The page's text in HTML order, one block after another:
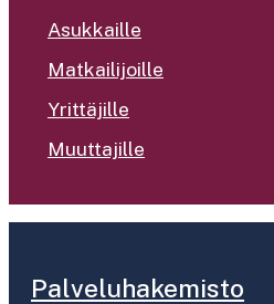
Asukkaille
Matkailijoille
Yrittäjille
Muuttajille
Palveluhakemisto